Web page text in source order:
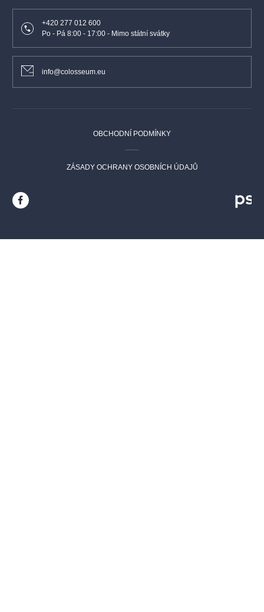
+420 277 012 600
Po - Pá 8:00 - 17:00 - Mimo státní svátky
info@colosseum.eu
OBCHODNÍ PODMÍNKY
ZÁSADY OCHRANY OSOBNÍCH ÚDAJŮ